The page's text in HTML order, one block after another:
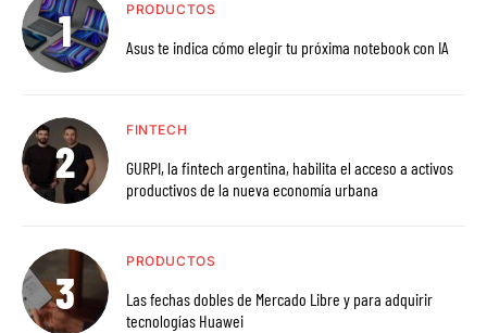
PRODUCTOS
Asus te indica cómo elegir tu próxima notebook con IA
FINTECH
GURPI, la fintech argentina, habilita el acceso a activos
productivos de la nueva economía urbana
PRODUCTOS
Las fechas dobles de Mercado Libre y para adquirir
tecnologías Huawei